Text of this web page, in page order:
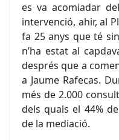
es va acomiadar
intervenció, ahir, al
fa 25 anys que té
n’ha estat al
després que a
a Jaume Rafecas.
més de 2.000
dels quals el 44%
de la mediació.